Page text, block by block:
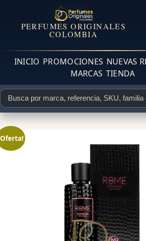
PERFUMES ORIGINALES
COLOMBIA
INICIO PROMOCIONES NUEVAS
MARCAS TIENDA